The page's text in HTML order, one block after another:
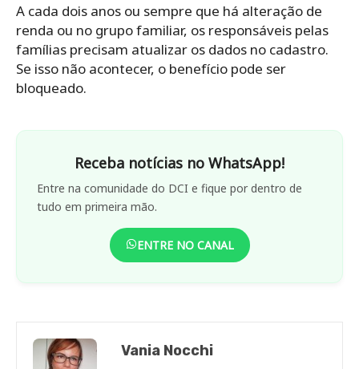
A cada dois anos ou sempre que há alteração de
renda ou no grupo familiar, os responsáveis pelas
famílias precisam atualizar os dados no cadastro.
Se isso não acontecer, o benefício pode ser
bloqueado.
Receba notícias no WhatsApp!
Entre na comunidade do DCI e fique por dentro de
tudo em primeira mão.
ENTRE NO CANAL
Vania Nocchi